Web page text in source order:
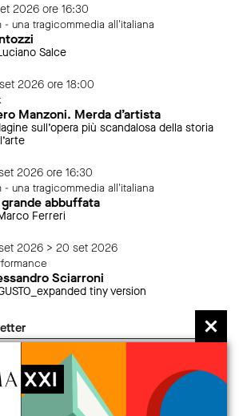
2026 ore 16:30
- una tragicommedia all'italiana
Salce
2026 ore 18:00
Manzoni. Merda d’artista
sull’opera più scandalosa della storia
2026 ore 16:30
- una tragicommedia all'italiana
grande abbuffata
Ferreri
2026 > 20 set 2026
Sciarroni
tiny version
alla newsletter per non perdere gli
sul mondo MAXXI